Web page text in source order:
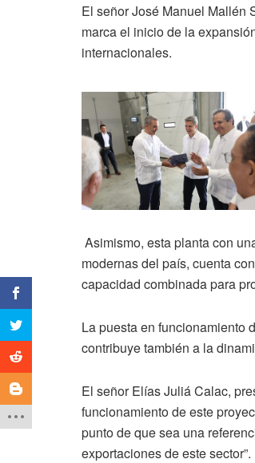
El señor José Manuel Mallén
marca el inicio de la
internacionales.
Asimismo, esta planta con
modernas del país, cuenta
capacidad combinada para
La puesta en funcionamiento
contribuye también a la
El señor Elías Juliá Calac,
funcionamiento de este
punto de que sea una
exportaciones de este sector”.